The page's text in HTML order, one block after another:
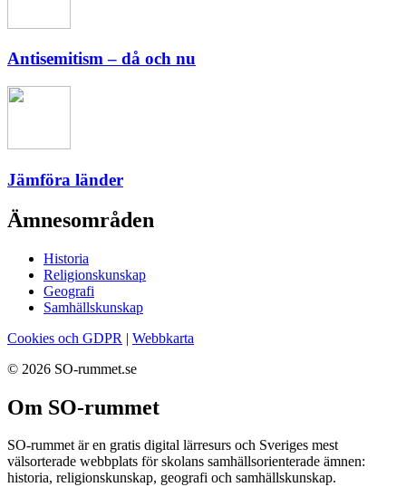
Antisemitism – då och nu
Jämföra länder
Ämnesområden
Historia
Religionskunskap
Geografi
Samhällskunskap
Cookies och GDPR | Webbkarta
© 2026 SO-rummet.se
Om SO-rummet
SO-rummet är en gratis digital lärresurs och Sveriges mest
välsorterade webbplats för skolans samhällsorienterade ämnen:
historia, religionskunskap, geografi och samhällskunskap.